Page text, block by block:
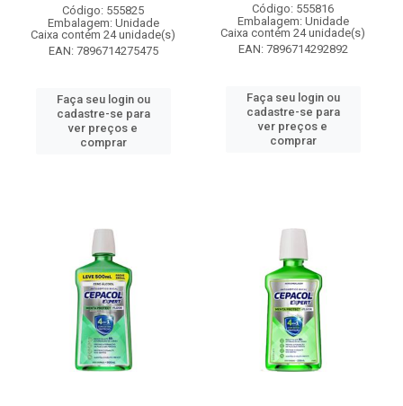
Código: 555825
Embalagem: Unidade
Caixa contém 24 unidade(s)
EAN: 7896714275475
Faça seu login ou
cadastre-se para
ver preços e
comprar
Código: 555816
Embalagem: Unidade
Caixa contém 24 unidade(s)
EAN: 7896714292892
Faça seu login ou
cadastre-se para
ver preços e
comprar